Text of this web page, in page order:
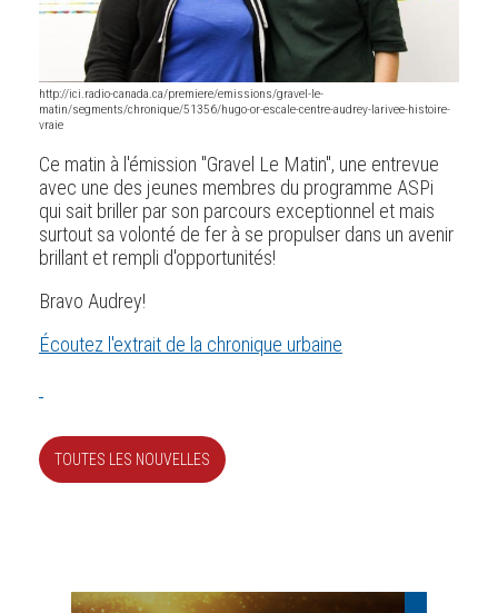
http://ici.radio-canada.ca/premiere/emissions/gravel-le-
matin/segments/chronique/51356/hugo-or-escale-centre-audrey-larivee-histoire-
vraie
Ce matin à l'émission "Gravel Le Matin", une entrevue
avec une des jeunes membres du programme ASPi
qui sait briller par son parcours exceptionnel et mais
surtout sa volonté de fer à se propulser dans un avenir
brillant et rempli d'opportunités!
Bravo Audrey!
Écoutez l'extrait de la chronique urbaine
TOUTES LES NOUVELLES